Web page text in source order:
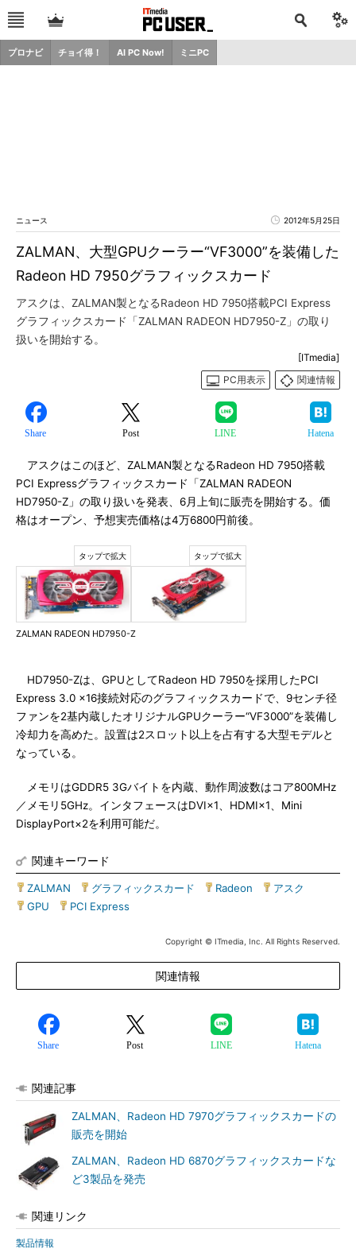
プロナビ チョイ得！ AI PC Now! ミニPC
ニュース 2012年5月25日
ZALMAN、大型GPUクーラー“VF3000”を装備した
Radeon HD 7950グラフィックスカード
アスクは、ZALMAN製となるRadeon HD 7950搭載PCI Express
グラフィックスカード「ZALMAN RADEON HD7950-Z」の取り
扱いを開始する。
[ITmedia]
PC用表示
関連情報
Share Post LINE Hatena
アスクはこのほど、ZALMAN製となるRadeon HD 7950搭載
PCI Expressグラフィックスカード「ZALMAN RADEON
HD7950-Z」の取り扱いを発表、6月上旬に販売を開始する。価
格はオープン、予想実売価格は4万6800円前後。
ZALMAN RADEON HD7950-Z
HD7950-Zは、GPUとしてRadeon HD 7950を採用したPCI
Express 3.0 x16接続対応のグラフィックスカードで、9センチ径
ファンを2基内蔵したオリジナルGPUクーラー“VF3000”を装備し
冷却力を高めた。設置は2スロット以上を占有する大型モデルと
なっている。
メモリはGDDR5 3Gバイトを内蔵、動作周波数はコア800MHz
／メモリ5GHz。インタフェースはDVI×1、HDMI×1、Mini
DisplayPort×2を利用可能だ。
関連キーワード
ZALMAN グラフィックスカード Radeon アスク
GPU
PCI Express
Copyright © ITmedia, Inc. All Rights Reserved.
関連情報
Share Post LINE Hatena
関連記事
ZALMAN、Radeon HD 7970グラフィックスカードの
販売を開始
ZALMAN、Radeon HD 6870グラフィックスカードな
ど3製品を発売
関連リンク
製品情報